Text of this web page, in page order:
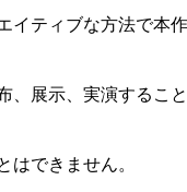
ティブな方法で本
展示、実演すること
できません。